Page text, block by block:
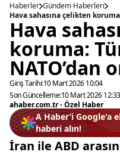
Haberler Gündem Haberleri
Hava sahasına çelikten
Hava
koruma:
NATO’dan
Giriş Tarihi:10 Mart 2026 10:04
Son Güncelleme:10 Mart 2026 12:33
ahaber.com.tr - Özel Haber
A Haber’i Google'a
haberi alın!
İran ile ABD